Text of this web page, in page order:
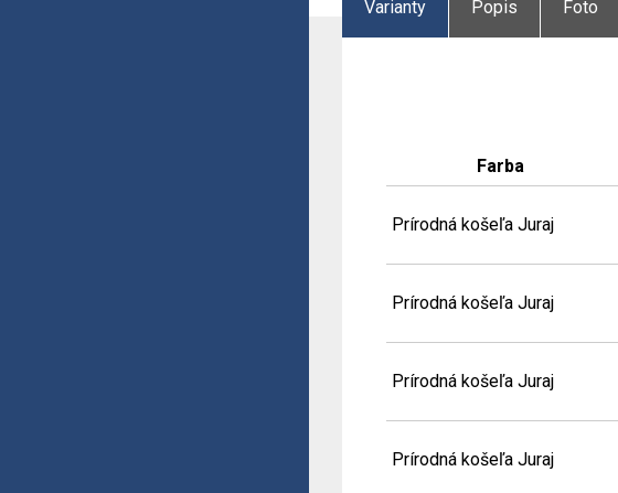
Varianty Popis Foto
Farba
Prírodná košeľa Juraj
Prírodná košeľa Juraj
Prírodná košeľa Juraj
Prírodná košeľa Juraj